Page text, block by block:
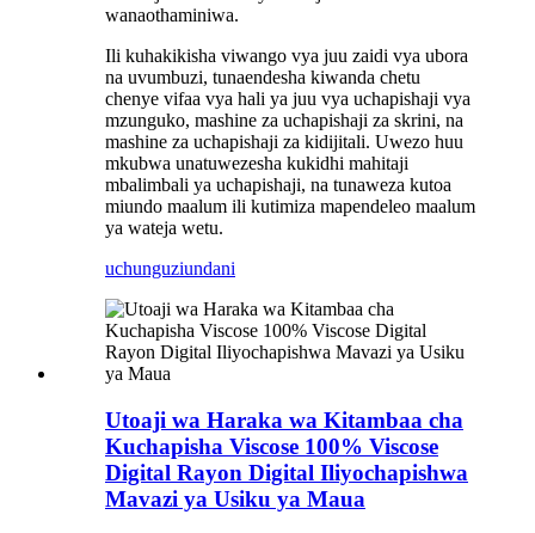
wanaothaminiwa.
Ili kuhakikisha viwango vya juu zaidi vya ubora
na uvumbuzi, tunaendesha kiwanda chetu
chenye vifaa vya hali ya juu vya uchapishaji vya
mzunguko, mashine za uchapishaji za skrini, na
mashine za uchapishaji za kidijitali. Uwezo huu
mkubwa unatuwezesha kukidhi mahitaji
mbalimbali ya uchapishaji, na tunaweza kutoa
miundo maalum ili kutimiza mapendeleo maalum
ya wateja wetu.
uchunguziundani
Utoaji wa Haraka wa Kitambaa cha
Kuchapisha Viscose 100% Viscose
Digital Rayon Digital Iliyochapishwa
Mavazi ya Usiku ya Maua